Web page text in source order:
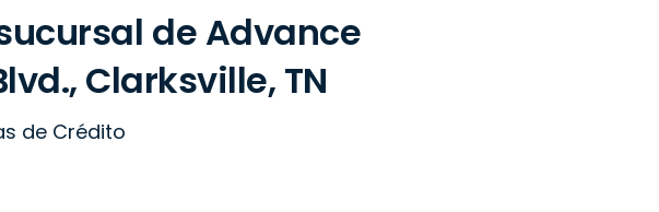
de Advance
Clarksville, TN
de Crédito